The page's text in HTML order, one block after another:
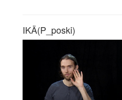
IKÄ(P_poski)